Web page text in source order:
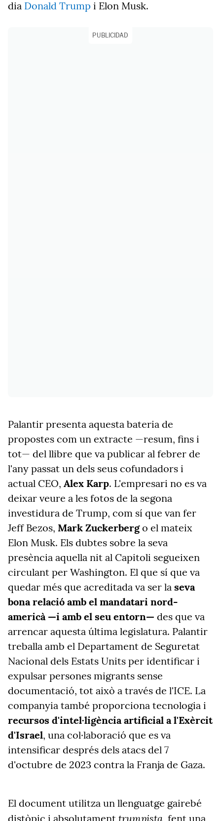
dia Donald Trump i Elon Musk.
PUBLICIDAD
Palantir presenta aquesta bateria de
propostes com un extracte —resum, fins i
tot— del llibre que va publicar al febrer de
l'any passat un dels seus cofundadors i
actual CEO, Alex Karp. L'empresari no es va
deixar veure a les fotos de la segona
investidura de Trump, com sí que van fer
Jeff Bezos, Mark Zuckerbergo el mateix
Elon Musk. Els dubtes sobre la seva
presència aquella nit al Capitoli segueixen
circulant per Washington. El que sí que va
quedar més que acreditada va ser la seva
bona relació amb el mandatari nord-
americà —i amb el seu entorn— des que va
arrencar aquesta última legislatura. Palantir
treballa amb el Departament de Seguretat
Nacional dels Estats Units per identificar i
expulsar persones migrants sense
documentació, tot això a través de l'ICE. La
companyia també proporciona tecnologia i
recursos d'intel·ligència artificial a l'Exèrcit
d'Israel, una col·laboració que es va
intensificar després dels atacs del 7
d'octubre de 2023 contra la Franja de Gaza.
El document utilitza un llenguatge gairebé
distòpic i absolutament trumpista , fent una